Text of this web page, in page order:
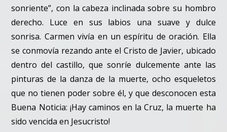
sonriente”, con la cabeza inclinada sobre su hombro
derecho. Luce en sus labios una suave y dulce
sonrisa. Carmen vivía en un espíritu de oración. Ella
se conmovía rezando ante el Cristo de Javier, ubicado
dentro del castillo, que sonríe dulcemente ante las
pinturas de la danza de la muerte, ocho esqueletos
que no tienen poder sobre él, y que desconocen esta
Buena Noticia: ¡Hay caminos en la Cruz, la muerte ha
sido vencida en Jesucristo!